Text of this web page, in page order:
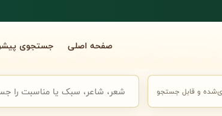
صفحه اصلی جستجوی
و قابل جستجو
جستجوی سریع شعر